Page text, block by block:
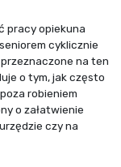
pracy opiekuna
cyklicznie
na ten
o tym, jak często
robieniem
o załatwienie
czy na